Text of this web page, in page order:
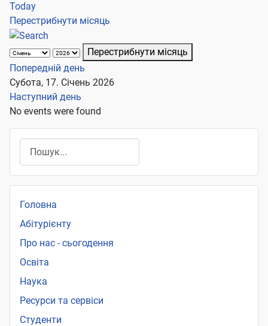
Today
Перестрибнути місяць
Перестрибнути місяць
Попередній день
Субота, 17. Січень 2026
Наступний день
No events were found
Головна
Абітурієнту
Про нас - сьогодення
Освіта
Наука
Ресурси та сервіси
Студенти